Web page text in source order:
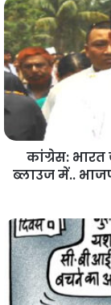
कांग्रेस: भारत
ब्लाउज में..